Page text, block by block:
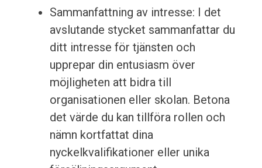
Sammanfattning av intresse: I det
avslutande stycket sammanfattar du
ditt intresse för tjänsten och
upprepar din entusiasm över
möjligheten att bidra till
organisationen eller skolan. Betona
det värde du kan tillföra rollen och
nämn kortfattat dina
nyckelkvalifikationer eller unika